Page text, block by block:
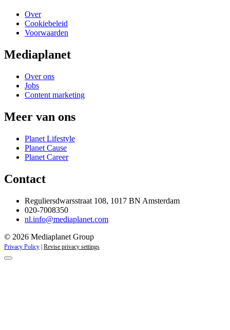
Over
Cookiebeleid
Voorwaarden
Mediaplanet
Over ons
Jobs
Content marketing
Meer van ons
Planet Lifestyle
Planet Cause
Planet Career
Contact
Reguliersdwarsstraat 108, 1017 BN Amsterdam
020-7008350
nl.info@mediaplanet.com
© 2026 Mediaplanet Group
Privacy Policy | Revise privacy settings